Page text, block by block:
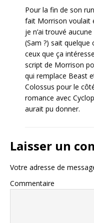
Pour la fin de son
fait Morrison voulait
je n’ai trouvé
(Sam ?) sait
ceux que ça
script de Morrison
qui remplace Beast
Colossus pour le
romance avec
aurait pu donner.
Laisser un
Votre adresse de
Commentaire